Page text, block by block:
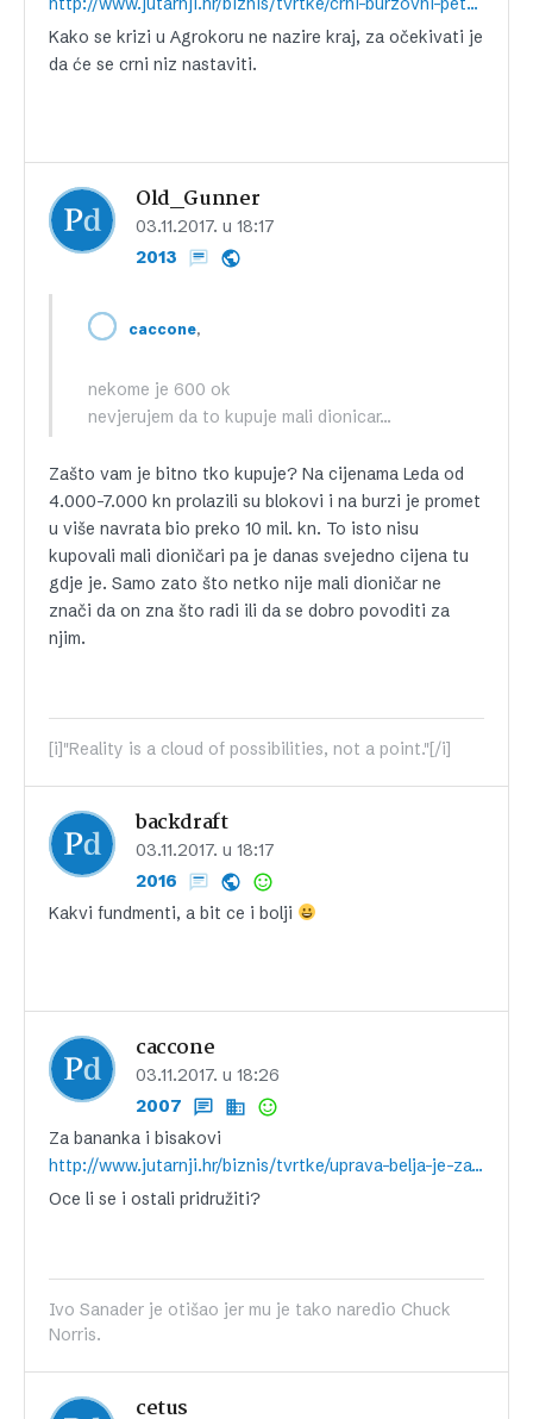
Kako se krizi u Agrokoru ne nazire kraj, za očekivati je
da će se crni niz nastaviti.
Old_Gunner
03.11.2017. u 18:17
2013
caccone,
nekome je 600 ok
nevjerujem da to kupuje mali dionicar…
Zašto vam je bitno tko kupuje? Na cijenama Leda od
4.000-7.000 kn prolazili su blokovi i na burzi je promet
u više navrata bio preko 10 mil. kn. To isto nisu
kupovali mali dioničari pa je danas svejedno cijena tu
gdje je. Samo zato što netko nije mali dioničar ne
znači da on zna što radi ili da se dobro povoditi za
njim.
[i]"Reality is a cloud of possibilities, not a point."[/i]
backdraft
03.11.2017. u 18:17
2016
Kakvi fundmenti, a bit ce i bolji
caccone
03.11.2017. u 18:26
2007
Za bananka i bisakovi
http://www.jutarnji.hr/biznis/tvrtke/uprava-belja-je-za-jamstva-agrokoru-grubo-krsila-zakon-kreditna-banka-zagreb-u-vlasnistvu-dubravka-grgica-trazi-izvanrednu-reviziju-belja/6714039/
Oce li se i ostali pridružiti?
Ivo Sanader je otišao jer mu je tako naredio Chuck
Norris.
cetus